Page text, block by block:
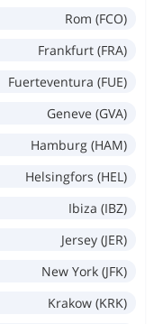
Rom (FCO)
Frankfurt (FRA)
Fuerteventura (FUE)
Geneve (GVA)
Hamburg (HAM)
Helsingfors (HEL)
Ibiza (IBZ)
Jersey (JER)
New York (JFK)
Krakow (KRK)